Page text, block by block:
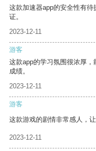
这款加速器app的安全性有
证。
2023-12-11
游客
这款app的学习氛围很浓厚
成绩。
2023-12-11
游客
这款游戏的剧情非常感人，让
2023-12-11